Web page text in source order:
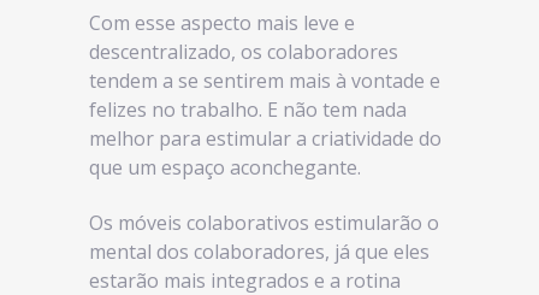
Com esse aspecto mais leve e
descentralizado, os colaboradores
tendem a se sentirem mais à vontade e
felizes no trabalho. E não tem nada
melhor para estimular a criatividade do
que um espaço aconchegante.
Os móveis colaborativos estimularão o
mental dos colaboradores, já que eles
estarão mais integrados e a rotina